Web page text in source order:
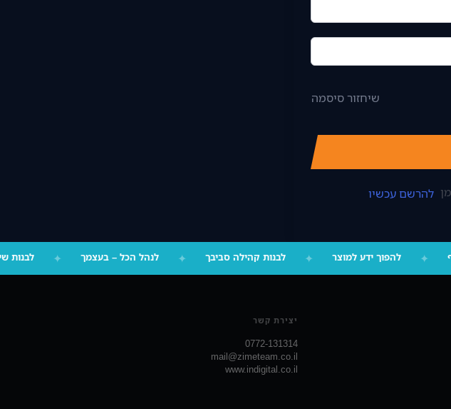
שיחזור סיסמה
להרשם עכשיו
✦ להפוך ידע למוצר ✦ לבנות קהילה סביבך ✦ לנהל הכל – בעצמך ✦ לבנות
יצירת קשר
0772-131314
mail@zimeteam.co.il
www.indigital.co.il